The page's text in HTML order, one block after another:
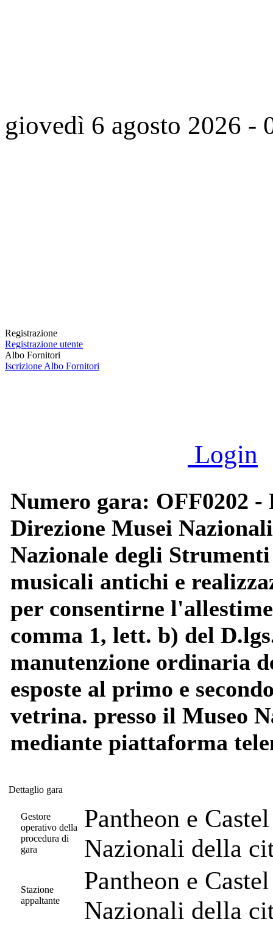
giovedì 6 agosto 2026 -
Registrazione
Registrazione utente
Albo Fornitori
Iscrizione Albo Fornitori
Login
Numero gara: OFF0202 -
Direzione Musei
Nazionale degli
musicali antichi e
per consentirne
comma 1, lett. b) del
manutenzione ordinaria
esposte al primo e
vetrina. presso il Museo
mediante piattaforma
Dettaglio gara
Gestore
operativo della
procedura di
gara
Pantheon e
Nazionali della
Stazione
appaltante
Pantheon e
Nazionali della